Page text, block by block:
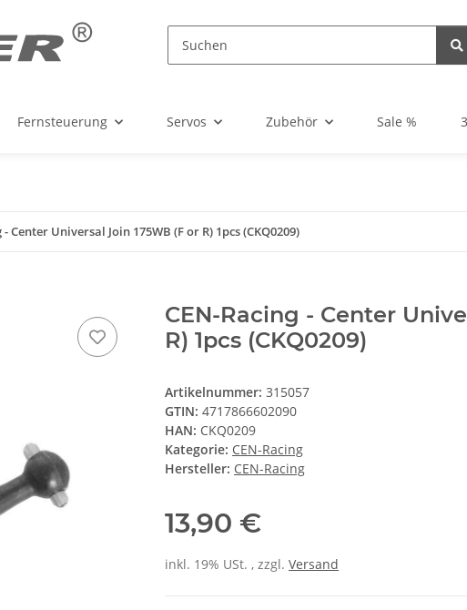
Fernsteuerung Servos Zubehör Sale %
- Center Universal Join 175WB (F or R) 1pcs (CKQ0209)
CEN-Racing - Center
R) 1pcs (CKQ0209)
Artikelnummer: 315057
GTIN: 4717866602090
HAN: CKQ0209
Kategorie: CEN-Racing
Hersteller: CEN-Racing
13,90 €
inkl. 19% USt. , zzgl. Versand